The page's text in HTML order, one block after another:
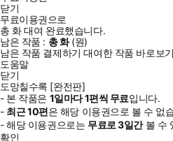
닫기
무료이용권으로
총 화대여 완료했습니다.
남은 작품 : 총화(원)
남은 작품 결제하기 대여한 작품 바로보기
도움말
닫기
도망칠수록 [완전판]
- 본 작품은 1일마다1편씩 무료입니다.
- 최근10편은 해당 이용권으로 볼 수 없
- 해당 이용권으로는 무료로3일간볼 수
확인